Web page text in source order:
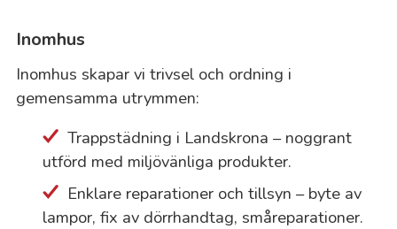
Inomhus
Inomhus skapar vi trivsel och ordning i
gemensamma utrymmen:
Trappstädning i Landskrona – noggrant
utförd med miljövänliga produkter.
Enklare reparationer och tillsyn – byte av
lampor, fix av dörrhandtag, småreparationer.